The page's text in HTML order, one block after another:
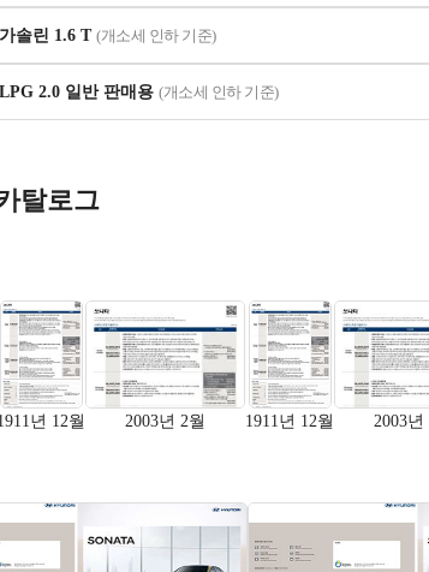
솔린 1.6 T (개소세 인하 기준)
2.0 일반 판매용 (개소세 인하 기준)
탈로그
년 12월 2003년 2월 1911년 12월 2003년